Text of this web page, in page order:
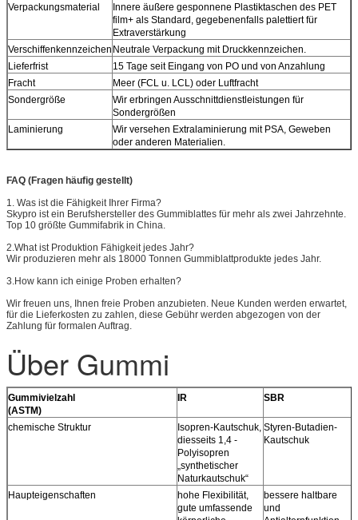
Verpackungsmaterial
Innere äußere gesponnene Plastiktaschen des PET
film+ als Standard, gegebenenfalls palettiert für
Extraverstärkung
Verschiffenkennzeichen Neutrale Verpackung mit Druckkennzeichen.
Lieferfrist
15 Tage seit Eingang von PO und von Anzahlung
Fracht
Meer (FCL u. LCL) oder Luftfracht
Sondergröße
Wir erbringen Ausschnittdienstleistungen für
Sondergrößen
Laminierung
Wir versehen Extralaminierung mit PSA, Geweben
oder anderen Materialien.
FAQ (Fragen häufig gestellt)
1. Was ist die Fähigkeit Ihrer Firma?
Skypro ist ein Berufshersteller des Gummiblattes für mehr als zwei Jahrzehnte.
Top 10 größte Gummifabrik in China.
2.What ist Produktion Fähigkeit jedes Jahr?
Wir produzieren mehr als 18000 Tonnen Gummiblattprodukte jedes Jahr.
3.How kann ich einige Proben erhalten?
Wir freuen uns, Ihnen freie Proben anzubieten. Neue Kunden werden erwartet,
für die Lieferkosten zu zahlen, diese Gebühr werden abgezogen von der
Zahlung für formalen Auftrag.
Über Gummi
Gummivielzahl
(ASTM)
IR SBR
chemische Struktur
Isopren-Kautschuk,
diesseits 1,4 -
Polyisopren
„synthetischer
Naturkautschuk“
Styren-Butadien-
Kautschuk
Haupteigenschaften
hohe Flexibilität,
gute umfassende
bessere haltbare
und